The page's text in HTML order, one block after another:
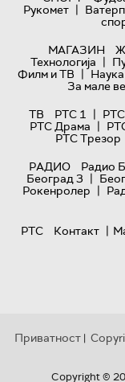
Рукомет |
МАГАЗИН
Технологијa |
Филм и ТВ | Наука
За мале
ТВ
РТС 1 |
РТС Драма |
РТС Трезор
РАДИО
Радио
Београд 3 |
Рокенролер |
РТС
Контакт |
Приватност |
Copyright ©